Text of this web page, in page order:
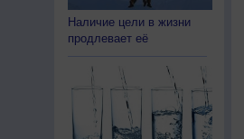
Наличие цели в жизни
продлевает её